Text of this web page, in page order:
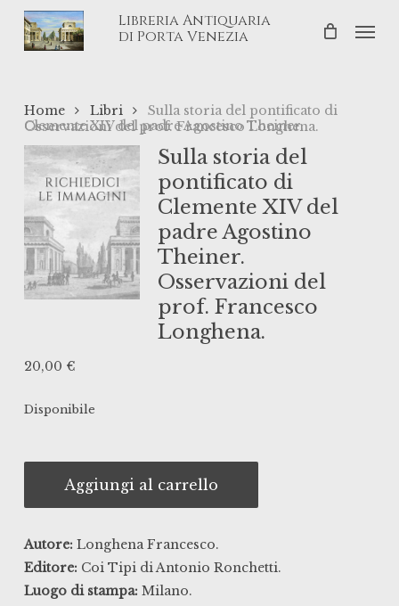
Skip
Libreria Antiquaria
di Porta Venezia
Home Libri
Sulla storia del pontificato di
Clemente XIV del padre Agostino Theiner. Osservazioni del prof. Francesco Longhena.
Sulla storia del
pontificato di
Clemente XIV del
padre Agostino
Theiner.
Osservazioni del
prof. Francesco
Longhena.
20,00 €
Disponibile
Aggiungi al carrello
Autore: Longhena Francesco.
Editore: Coi Tipi di Antonio Ronchetti.
Luogo di stampa: Milano.